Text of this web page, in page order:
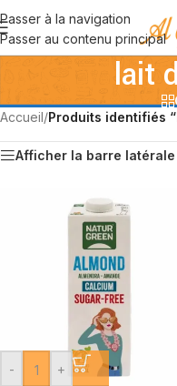
Passer à la navigation
Passer au contenu principal
lait
Accueil/Produits identifiés
Afficher la barre latérale
- +